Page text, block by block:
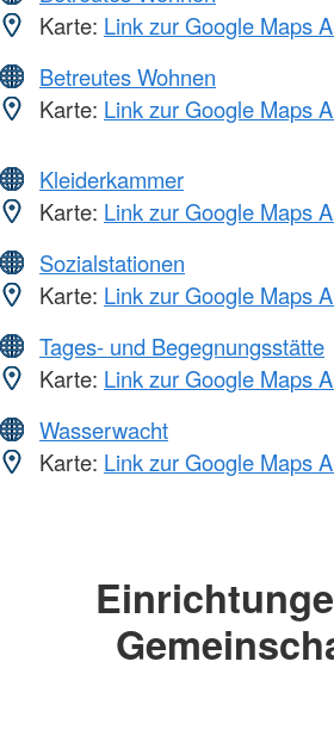
Karte: Link zur Google Maps
Betreutes Wohnen
Karte: Link zur Google Maps
Kleiderkammer
Karte: Link zur Google Maps
Sozialstationen
Karte: Link zur Google Maps
Tages- und Begegnungsstätte
Karte: Link zur Google Maps
Wasserwacht
Karte: Link zur Google Maps